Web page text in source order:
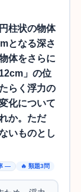
柱状の物体
となる深さ
体をさらに
」の位
らく浮力の
化について
か。ただ
いものとし
— 🔥 類題3問